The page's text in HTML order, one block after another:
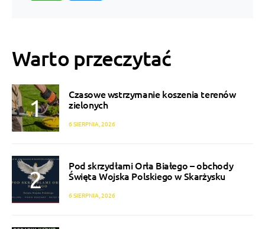
Warto przeczytać
Czasowe wstrzymanie koszenia terenów
zielonych
6 SIERPNIA, 2026
Pod skrzydłami Orła Białego – obchody
Święta Wojska Polskiego w Skarżysku
6 SIERPNIA, 2026